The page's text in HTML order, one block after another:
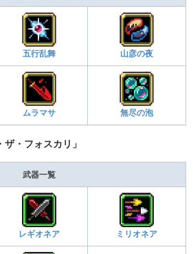
五行乱舞 山彦の夜
ムラマサ 無尽の泡
・フォスカリ」
武器一覧
レギオネア ミリオネア